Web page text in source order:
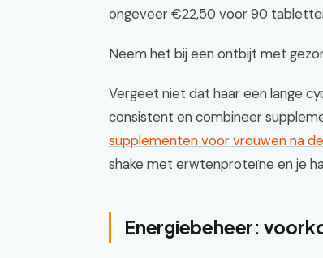
ongeveer €22,50 voor 90
Neem het bij een ontbijt met
Vergeet niet dat haar een lange
consistent en combineer
supplementen voor vrouwen na
shake met erwtenproteïne en je
Energiebeheer: